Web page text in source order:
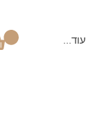
עוד...